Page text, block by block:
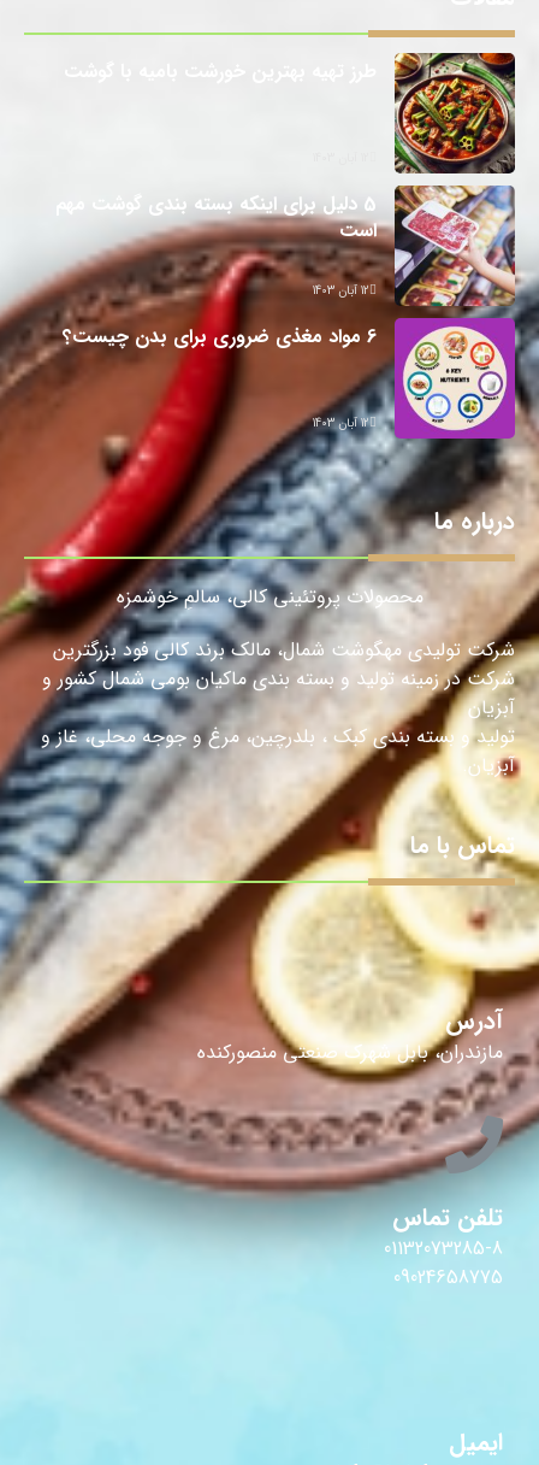
بهترین خورشت بامیه با گوشت
برای اینکه بسته بندی گوشت مهم
کالی، سالمِ خوشمزه
مالک برند کالی فود بزرگترین
بندی ماکیان بومی شمال کشور و
مرغ و جوجه محلی، غاز و
منصورکنده